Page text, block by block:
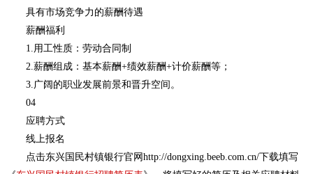
具有市场竞争力的薪酬待遇
薪酬福利
1.用工性质：劳动合同制
2.薪酬组成：基本薪酬+绩效薪酬+计价薪酬等；
3.广阔的职业发展前景和晋升空间。
04
应聘方式
线上报名
点击东兴国民村镇银行官网http://dongxing.beeb.com.cn/下载填写